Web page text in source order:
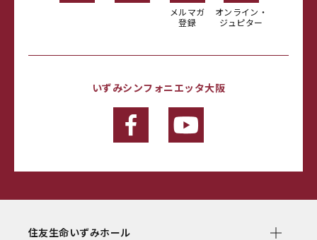
メルマガ
登録
オンライン・
ジュピター
いずみシンフォニエッタ大阪
住友生命いずみホール